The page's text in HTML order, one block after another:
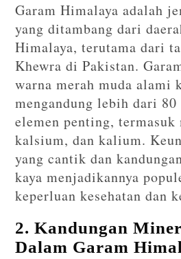
Garam Himalaya adalah
yang ditambang dari
Himalaya, terutama dari
Khewra di Pakistan.
warna merah muda alami
mengandung lebih dari
elemen penting, termasuk
kalsium, dan kalium.
yang cantik dan
kaya menjadikannya
keperluan kesehatan dan
2. Kandungan
Dalam Garam